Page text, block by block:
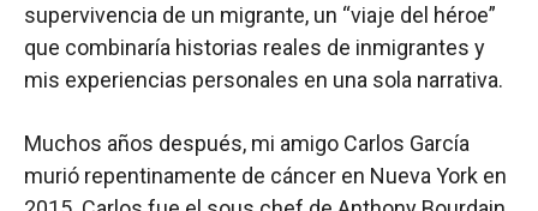
supervivencia de un migrante, un “viaje del héroe”
que combinaría historias reales de inmigrantes y
mis experiencias personales en una sola narrativa.
Muchos años después, mi amigo Carlos García
murió repentinamente de cáncer en Nueva York en